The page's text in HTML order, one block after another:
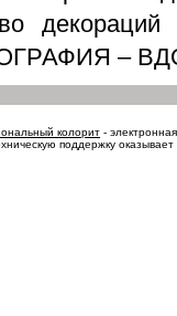
–
колорит -
поддержку